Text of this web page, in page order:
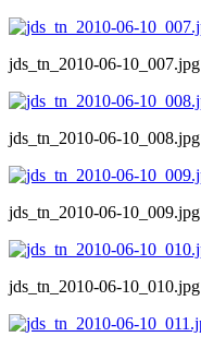
jds_tn_2010-06-10_007.jpg
jds_tn_2010-06-10_008.jpg
jds_tn_2010-06-10_009.jpg
jds_tn_2010-06-10_010.jpg